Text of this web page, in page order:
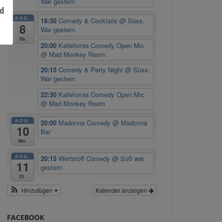
AUG.
8
Sa.
18:30Comedy & Cocktails@ Süss.
War gestern
20:00 Kallefornia Comedy Open Mic
@ Mad Monkey Room
20:15Comedy & Party Night@ Süss.
War gestern
22:30 Kallefornia Comedy Open Mic
@ Mad Monkey Room
AUG.
10
Mo.
20:00 Madonna Comedy@ Madonna
Bar
AUG.
11
Di.
20:15Wertstoff Comedy@ Süß war
gestern
Kalender anzeigen
Hinzufügen
FACEBOOK